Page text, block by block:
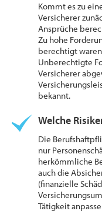
Kommt es zu
Versicherer
Ansprüche
Zu hohe
berechtigt
Unberechtigte
Versicherer
bekannt.
Welche
Die
nur
herkömmliche
auch die
(finanzielle
Tätigkeit